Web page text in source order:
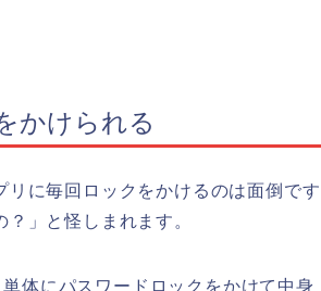
かけられる
に毎回ロックをかけるのは面倒です
」と怪しまれます。
体にパスワードロックをかけて中身